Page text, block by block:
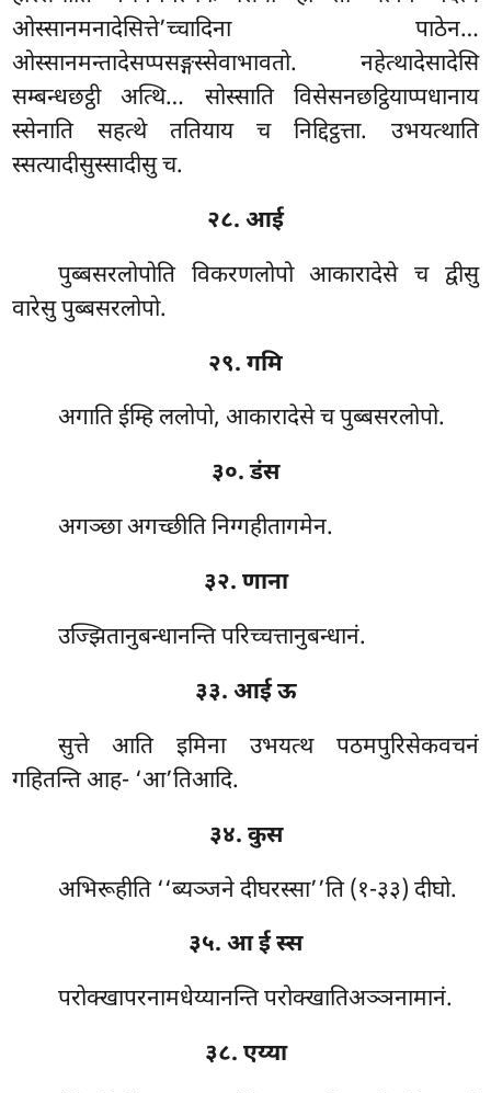
ओस्सानमनादेसित्ते’च्चादिना पाठेन…
ओस्सानमन्तादेसप्पसङ्गस्सेवाभावतो. नहेत्थादेसादेसि
सम्बन्धछट्ठी अत्थि… सोस्साति विसेसनछट्ठियाप्पधानाय
स्सेनाति सहत्थे ततियाय च निद्दिट्ठत्ता. उभयत्थाति
स्सत्यादीसुस्सादीसु च.
२८. आई
पुब्बसरलोपोति विकरणलोपो आकारादेसे च द्वीसु
वारेसु पुब्बसरलोपो.
२९. गमि
अगाति ईम्हि ललोपो, आकारादेसे च पुब्बसरलोपो.
३०. डंस
अगञ्छा अगच्छीति निग्गहीतागमेन.
३२. णाना
उज्झितानुबन्धानन्ति परिच्चत्तानुबन्धानं.
३३. आई ऊ
सुत्तेआति इमिना उभयत्थ पठमपुरिसेकवचनं
गहितन्ति आह- ‘आ’तिआदि.
३४. कुस
अभिरूहीति ‘‘ब्यञ्जने दीघरस्सा’’ति (१-३३) दीघो.
३५. आ ई स्स
परोक्खापरनामधेय्यानन्ति परोक्खातिअञ्ञनामानं.
३८. एय्या